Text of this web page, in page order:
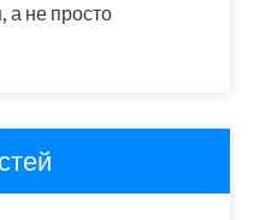
а не просто